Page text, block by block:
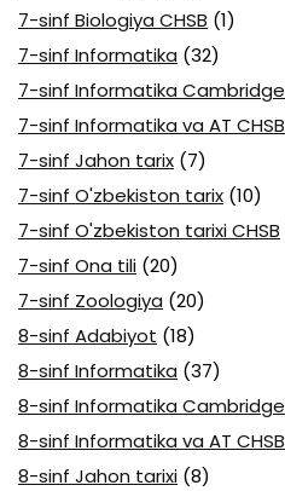
7-sinf Biologiya CHSB (1)
7-sinf Informatika (32)
7-sinf Informatika Cambridge
7-sinf Informatika va AT CHSB
7-sinf Jahon tarix (7)
7-sinf O'zbekiston tarix (10)
7-sinf O'zbekiston tarixi CHSB
7-sinf Ona tili (20)
7-sinf Zoologiya (20)
8-sinf Adabiyot (18)
8-sinf Informatika (37)
8-sinf Informatika Cambridge
8-sinf Informatika va AT CHSB
8-sinf Jahon tarixi (8)